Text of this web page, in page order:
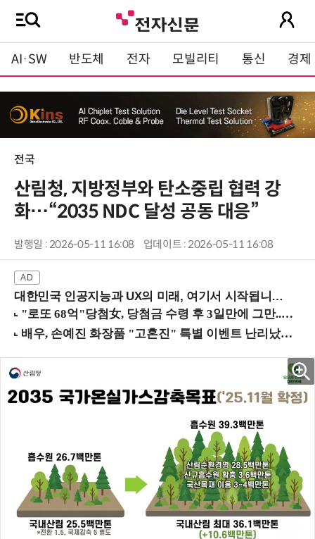
AI·SW 반도체 전자 모빌리티 통신 경제
전국
산림청, 지방정부와 탄소중립 협력 강
화…“2035 NDC 달성 공동 대응”
발행일 : 2026-05-11 16:08 업데이트 : 2026-05-11 16:08
대한민국 인공지능과 UX의 미래, 여기서 시작됩니다! (9/2 강남역)